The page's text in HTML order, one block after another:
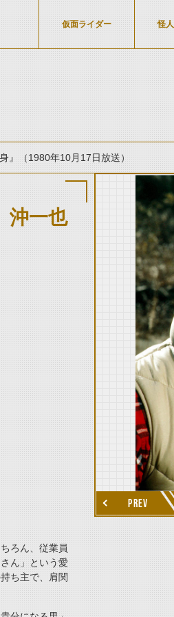
仮面ライダー 怪人
』（1980年10月17日放送）
沖一也
ろん、従業員
ん」という愛
ち主で、肩関
PREV